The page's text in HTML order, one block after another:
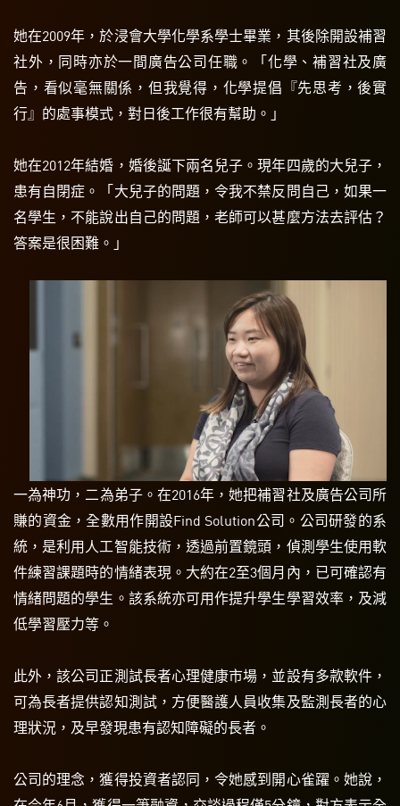
她在2009年，於浸會大學化學系學士畢業，其後除開設補習
社外，同時亦於一間廣告公司任職。「化學、補習社及廣
告，看似毫無關係，但我覺得，化學提倡『先思考，後實
行』的處事模式，對日後工作很有幫助。」
她在2012年結婚，婚後誕下兩名兒子。現年四歲的大兒子，
患有自閉症。「大兒子的問題，令我不禁反問自己，如果一
名學生，不能說出自己的問題，老師可以甚麼方法去評估？
答案是很困難。」
一為神功，二為弟子。在2016年，她把補習社及廣告公司所
賺的資金，全數用作開設Find Solution公司。公司研發的系
統，是利用人工智能技術，透過前置鏡頭，偵測學生使用軟
件練習課題時的情緒表現。大約在2至3個月內，已可確認有
情緒問題的學生。該系統亦可用作提升學生學習效率，及減
低學習壓力等。
此外，該公司正測試長者心理健康市場，並設有多款軟件，
可為長者提供認知測試，方便醫護人員收集及監測長者的心
理狀況，及早發現患有認知障礙的長者。
公司的理念，獲得投資者認同，令她感到開心雀躍。她說，